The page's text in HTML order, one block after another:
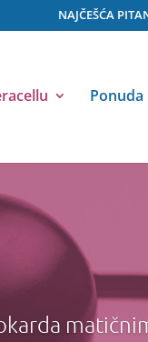
NAJČEŠĆA
Ponuda